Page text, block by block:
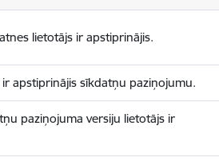
lietotājs ir apstiprinājis.
apstiprinājis sīkdatņu paziņojumu.
paziņojuma versiju lietotājs ir